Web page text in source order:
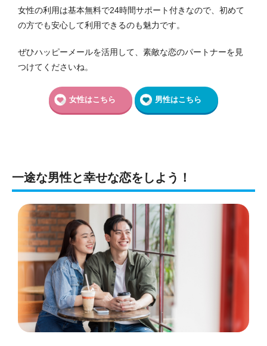
女性の利用は基本無料で24時間サポート付きなので、初めて
の方でも安心して利用できるのも魅力です。
ぜひハッピーメールを活用して、素敵な恋のパートナーを見
つけてくださいね。
女性はこちら 男性はこちら
一途な男性と幸せな恋をしよう！